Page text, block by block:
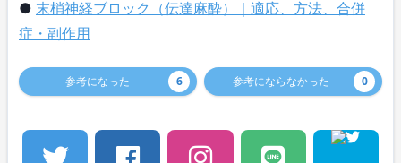
● 末梢神経ブロック（伝達麻酔）｜適応、方法、合併
症・副作用
参考になった 6 参考にならなかった 0